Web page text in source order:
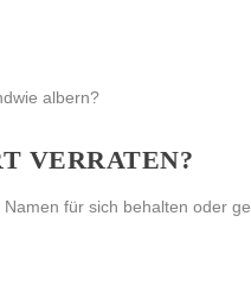
albern?
VERRATEN?
für sich behalten oder